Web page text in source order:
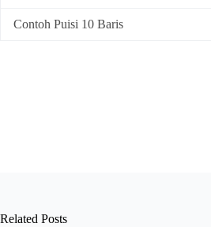
Contoh Puisi 10 Baris
Related Posts